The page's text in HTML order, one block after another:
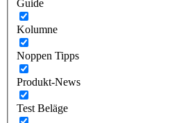
Guide
Kolumne
Noppen Tipps
Produkt-News
Test Beläge